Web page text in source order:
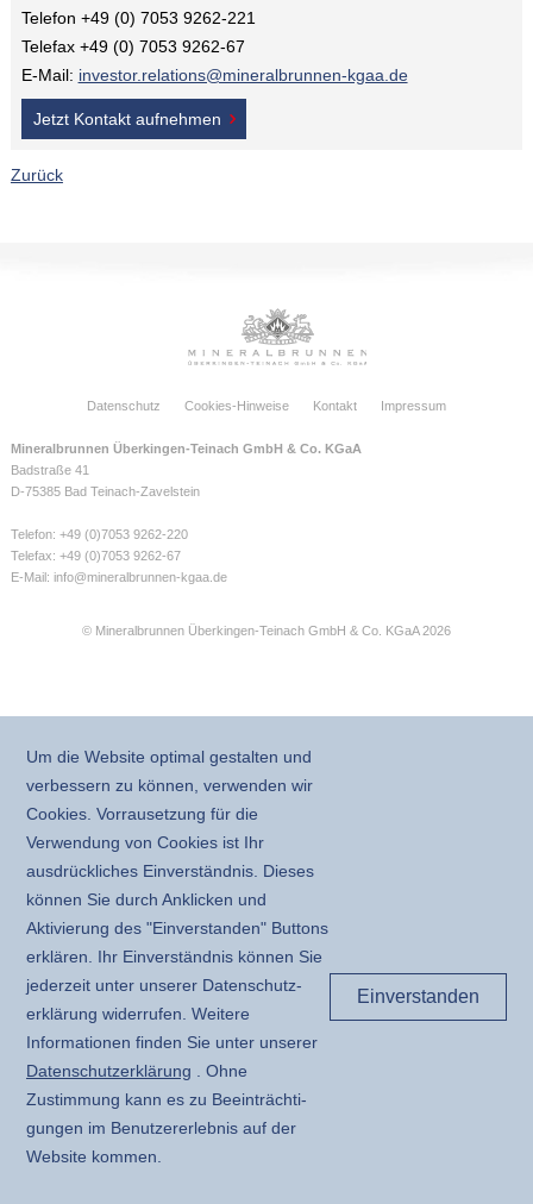
Telefon +49 (0) 7053 9262-221
Telefax +49 (0) 7053 9262-67
E-Mail: investor.relations@mineralbrunnen-kgaa.de
Jetzt Kontakt aufnehmen
Zurück
Datenschutz Cookies-Hinweise Kontakt Impressum
Mineralbrunnen Überkingen-Teinach GmbH & Co. KGaA
Badstraße 41
D-75385 Bad Teinach-Zavelstein
Telefon: +49 (0)7053 9262-220
Telefax: +49 (0)7053 9262-67
E-Mail: info@mineralbrunnen-kgaa.de
© Mineralbrunnen Überkingen-Teinach GmbH & Co. KGaA 2026
Um die Website optimal gestalten und
verbessern zu können, verwenden wir
Cookies. Vorrausetzung für die
Verwendung von Cookies ist Ihr
ausdrückliches Einverständnis. Dieses
können Sie durch Anklicken und
Aktivierung des "Einverstanden" Buttons
erklären. Ihr Einverständnis können Sie
jederzeit unter unserer Daten­schutz­
erklärung widerrufen. Weitere
Informationen finden Sie unter unserer
Daten­schutz­erklärung . Ohne
Zustimmung kann es zu Beeinträchti­
gungen im Benutzer­erlebnis auf der
Website kommen.
Einverstanden